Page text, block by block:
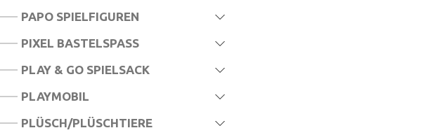
PAPO SPIELFIGUREN
PIXEL BASTELSPASS
PLAY & GO SPIELSACK
PLAYMOBIL
PLÜSCH/PLÜSCHTIERE